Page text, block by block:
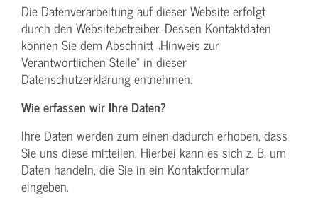
Die Datenverarbeitung auf dieser Website erfolgt
durch den Websitebetreiber. Dessen Kontaktdaten
können Sie dem Abschnitt „Hinweis zur
Verantwortlichen Stelle“ in dieser
Datenschutzerklärung entnehmen.
Wie erfassen wir Ihre Daten?
Ihre Daten werden zum einen dadurch erhoben, dass
Sie uns diese mitteilen. Hierbei kann es sich z. B. um
Daten handeln, die Sie in ein Kontaktformular
eingeben.